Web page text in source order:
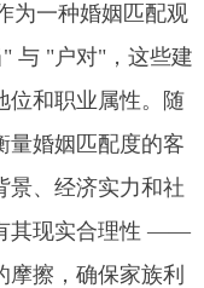
为一种婚姻匹配观
与 "户对"，这些建
位和职业属性。随
量婚姻匹配度的客
景、经济实力和社
其现实合理性 ——
擦，确保家族利